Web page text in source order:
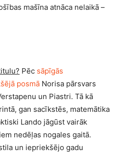
mašīna atnāca nelaikā –
Pēc sāpīgās
posmā Norisa pārsvars
un Piastri. Tā kā
gan sacīkstēs, matemātika
Lando jāgūst vairāk
nedēļas nogales gaitā.
un iepriekšējo gadu